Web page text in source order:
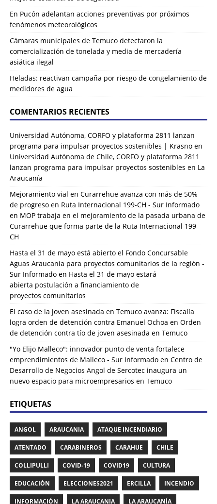
En Pucón adelantan acciones preventivas por próximos
fenómenos meteorológicos
Cámaras municipales de Temuco detectaron la
comercialización de tonelada y media de mercadería
asiática ilegal
Heladas: reactivan campaña por riesgo de congelamiento de
medidores de agua
COMENTARIOS RECIENTES
Universidad Autónoma, CORFO y plataforma 2811 lanzan
programa para impulsar proyectos sostenibles | Krasno en
Universidad Autónoma de Chile, CORFO y plataforma 2811
lanzan programa para impulsar proyectos sostenibles en La
Araucanía
Mejoramiento vial en Curarrehue avanza con más de 50%
de progreso en Ruta Internacional 199-CH - Sur Informado
en MOP trabaja en el mejoramiento de la pasada urbana de
Curarrehue que forma parte de la Ruta Internacional 199-
CH
Hasta el 31 de mayo está abierto el Fondo Concursable
Aguas Araucanía para proyectos comunitarios de la región -
Sur Informado en Hasta el 31 de mayo estará
abierta postulación a financiamiento de
proyectos comunitarios
El caso de la joven asesinada en Temuco avanza: Fiscalía
logra orden de detención contra Emanuel Ochoa en Orden
de detención contra tío de joven asesinada en Temuco
"Yo Elijo Malleco": innovador punto de venta fortalece
emprendimientos de Malleco - Sur Informado en Centro de
Desarrollo de Negocios Angol de Sercotec inaugura un
nuevo espacio para microempresarios en Temuco
ETIQUETAS
ANGOL ARAUCANIA ATAQUE INCENDIARIO
ATENTADO CARABINEROS CARAHUE CHILE
COLLIPULLI COVID-19 COVID19 CULTURA
EDUCACIÓN ELECCIONES2021 ERCILLA INCENDIO
INFORMACIÓN LA ARAUCANIA LA ARAUCANÍA